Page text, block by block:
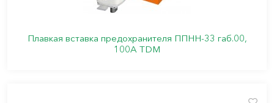
Плавкая вставка предохранителя ППНН-33 габ.00,
100А TDM